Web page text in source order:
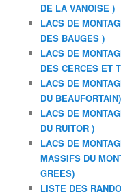
DE LA VANOISE )
LACS DE
DES BAUGES )
LACS DE
DES CERCES ET
LACS DE
DU BEAUFORTAIN)
LACS DE
DU RUITOR )
LACS DE
MASSIFS DU
GREES)
LISTE DES